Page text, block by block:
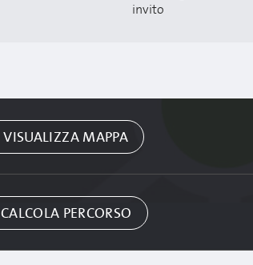
invito
VISUALIZZA MAPPA
CALCOLA PERCORSO